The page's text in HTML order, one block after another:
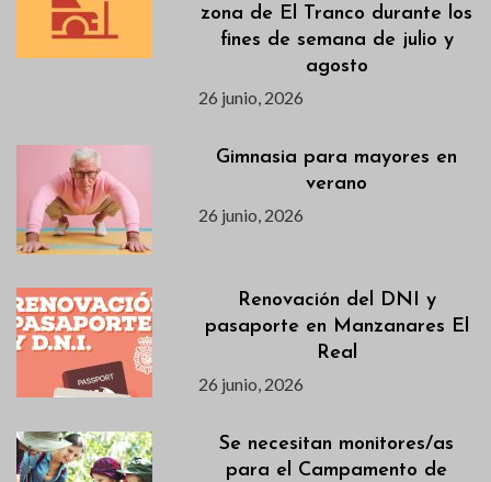
zona de El Tranco durante los
fines de semana de julio y
agosto
26 junio, 2026
Gimnasia para mayores en
verano
26 junio, 2026
Renovación del DNI y
pasaporte en Manzanares El
Real
26 junio, 2026
Se necesitan monitores/as
para el Campamento de